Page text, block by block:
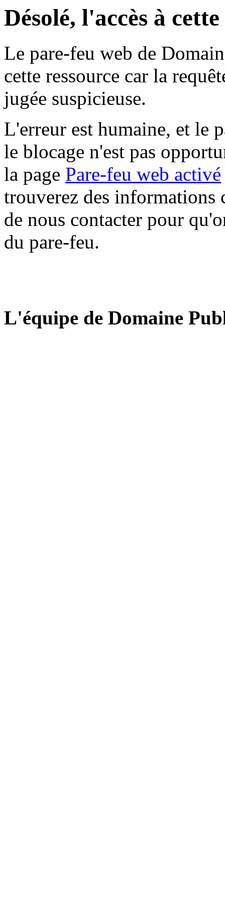
Désolé, l'accès à
Le pare-feu web de
cette ressource car la
jugée suspicieuse.
L'erreur est humaine, et le
le blocage n'est pas
la page Pare-feu web activé
trouverez des informations
de nous contacter pour
du pare-feu.
L'équipe de Domaine